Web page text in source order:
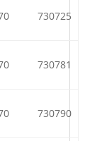
730725
730781
730790